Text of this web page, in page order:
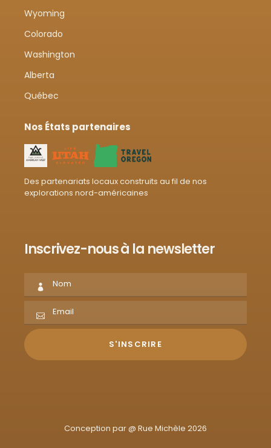
Wyoming
Colorado
Washington
Alberta
Québec
Nos États partenaires
Des partenariats locaux construits au fil de nos
explorations nord-américaines
Inscrivez-nous à la newsletter
Conception par @ Rue Michèle 2026